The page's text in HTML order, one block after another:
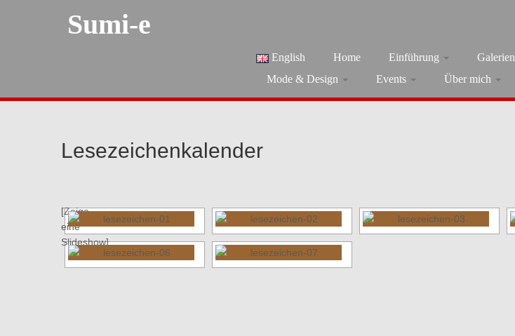
Sumi-e
English Home Einführung Galerien
Mode & Design
Events Über mich
Lesezeichenkalender
[Zeige
eine
Slideshow]